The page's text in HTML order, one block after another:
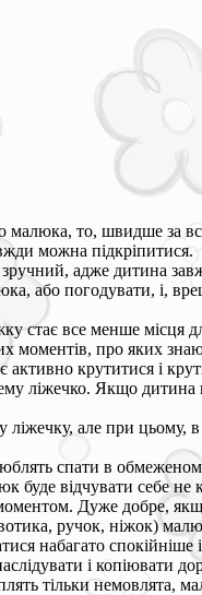
то, швидше за
можна підкріпитися.
адже дитина
або погодувати, і,
стає все менше місця
моментів, про яких
крутитися і
ліжечко. Якщо дитина
але при
спати в
відчувати себе не
Дуже добре,
ручок, ніжок)
набагато спокійніше і
і копіювати
тільки немовлята,